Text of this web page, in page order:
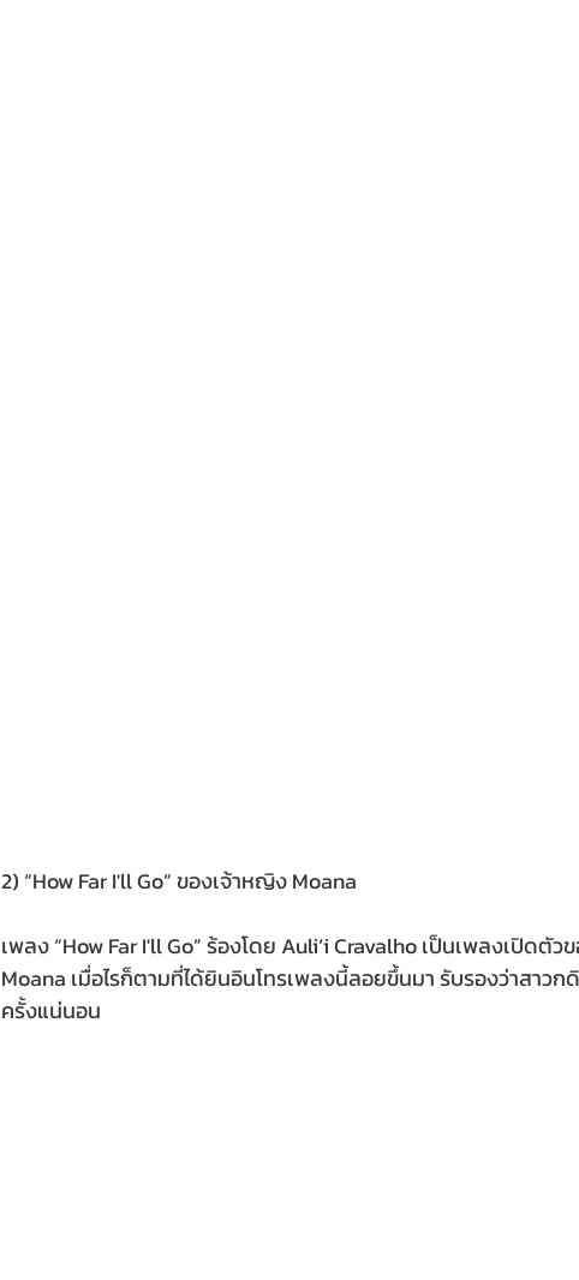
2) “How Far I'll Go” ของเจ้าหญิง Moana
เพลง “How Far I'll Go” ร้องโดย Auliʻi Cravalho เป็นเพลงเปิด
Moana เมื่อไรก็ตามที่ได้ยินอินโทรเพลงนี้ลอยขึ้นมา รับรองว่าสา
ครั้งแน่นอน